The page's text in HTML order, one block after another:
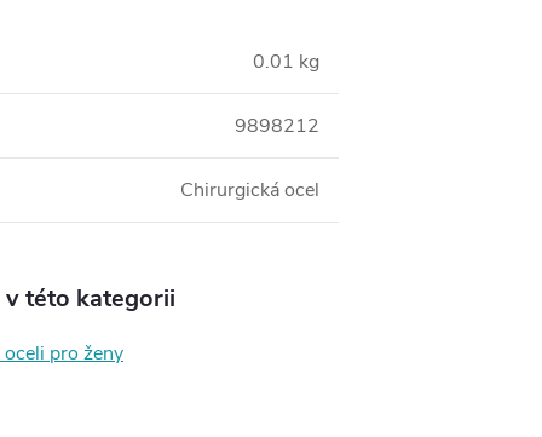
0.01 kg
9898212
Chirurgická ocel
této kategorii
pro ženy